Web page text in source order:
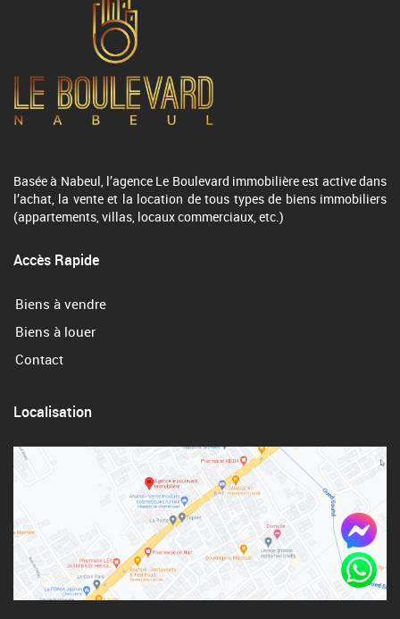
Basée à Nabeul, l’agence Le Boulevard immobilière est active dans
l’achat, la vente et la location de tous types de biens immobiliers
(appartements, villas, locaux commerciaux, etc.)
Accès Rapide
Biens à vendre
Biens à louer
Contact
Localisation